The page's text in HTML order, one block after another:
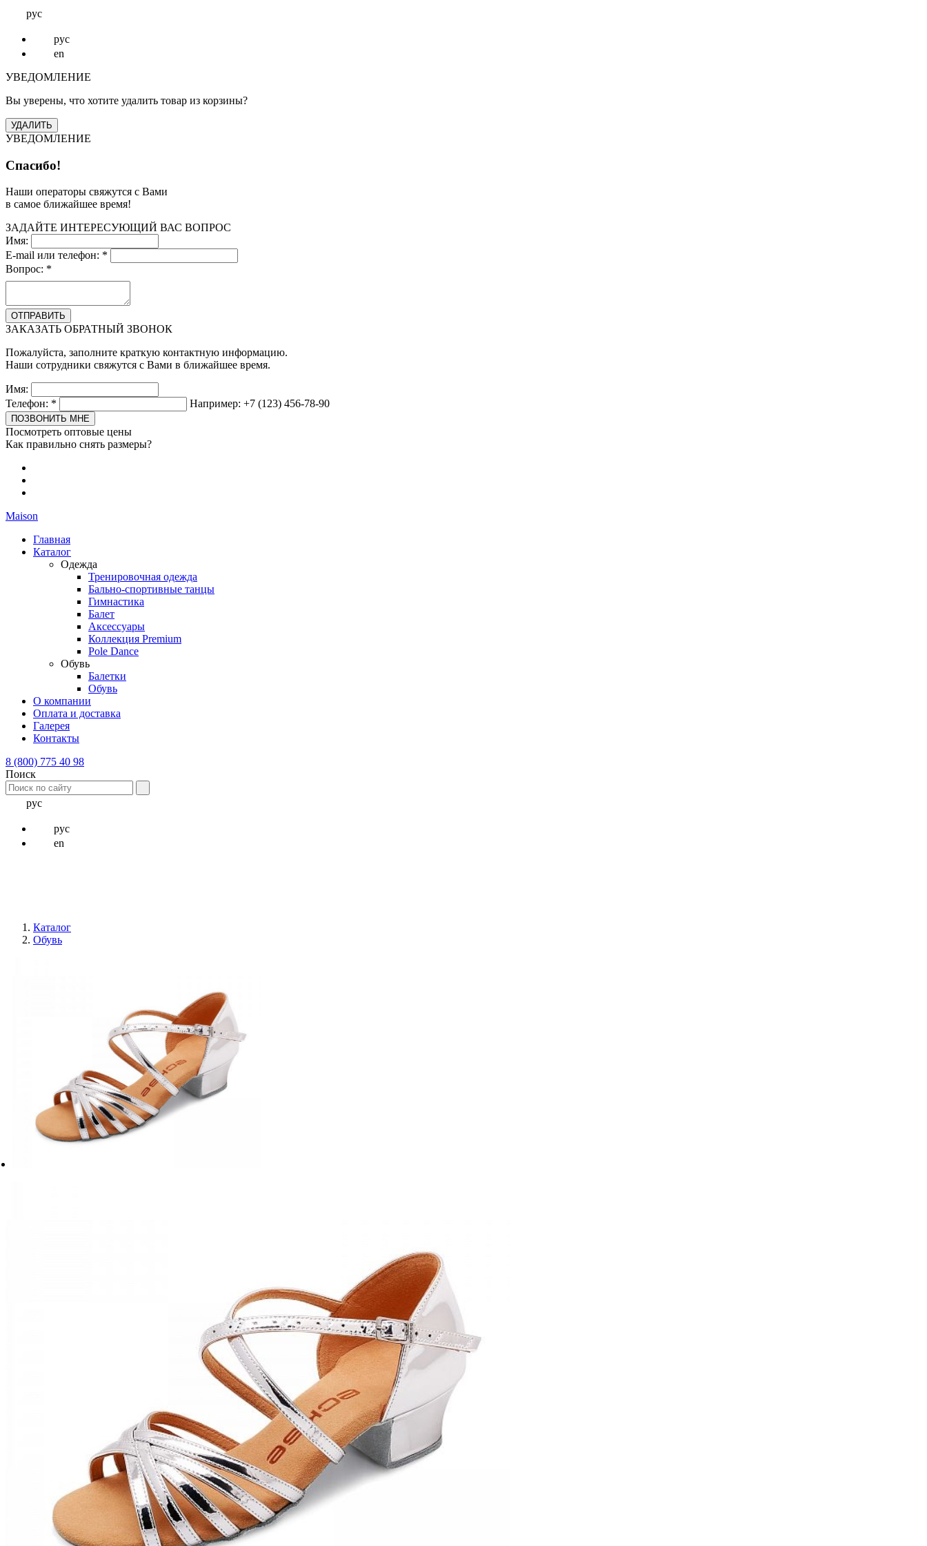
рус
рус
en
УВЕДОМЛЕНИЕ
Вы уверены, что хотите удалить товар из корзины?
УВЕДОМЛЕНИЕ
Спасибо!
Наши операторы свяжутся с Вами
в самое ближайшее время!
ЗАДАЙТЕ ИНТЕРЕСУЮЩИЙ ВАС ВОПРОС
Имя:
E-mail или телефон: *
Вопрос: *
ЗАКАЗАТЬ ОБРАТНЫЙ ЗВОНОК
Пожалуйста, заполните краткую контактную информацию.
Наши сотрудники свяжутся с Вами в ближайшее время.
Имя:
Телефон: * Например: +7 (123) 456-78-90
Посмотреть оптовые цены
Как правильно снять размеры?
Maison
Главная
Каталог
Одежда
Тренировочная одежда
Бально-спортивные танцы
Гимнастика
Балет
Аксессуары
Коллекция Premium
Pole Dance
Обувь
Балетки
Обувь
О компании
Оплата и доставка
Галерея
Контакты
8 (800) 775 40 98
Поиск
рус
рус
en
Каталог
Обувь